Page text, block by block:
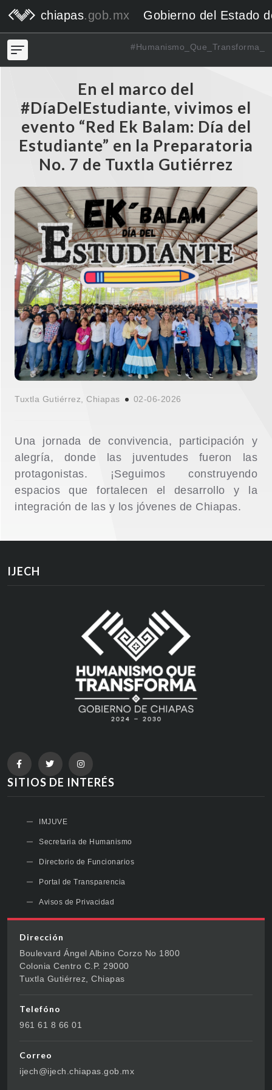
chiapas.gob.mx Gobierno del Estado
#Humanismo_Que_Transforma_
En el marco del
#DíaDelEstudiante, vivimos el
evento “Red Ek Balam: Día del
Estudiante” en la Preparatoria
No. 7 de Tuxtla Gutiérrez
Tuxtla Gutiérrez, Chiapas 02-06-2026
Una jornada de convivencia, participación y
alegría, donde las juventudes fueron las
protagonistas. ¡Seguimos construyendo
espacios que fortalecen el desarrollo y la
integración de las y los jóvenes de Chiapas.
IJECH
SITIOS DE INTERÉS
IMJUVE
Secretaria de Humanismo
Directorio de Funcionarios
Portal de Transparencia
Avisos de Privacidad
Dirección
Boulevard Ángel Albino Corzo No 1800
Colonia Centro C.P. 29000
Tuxtla Gutiérrez, Chiapas
Telefóno
961 61 8 66 01
Correo
ijech@ijech.chiapas.gob.mx